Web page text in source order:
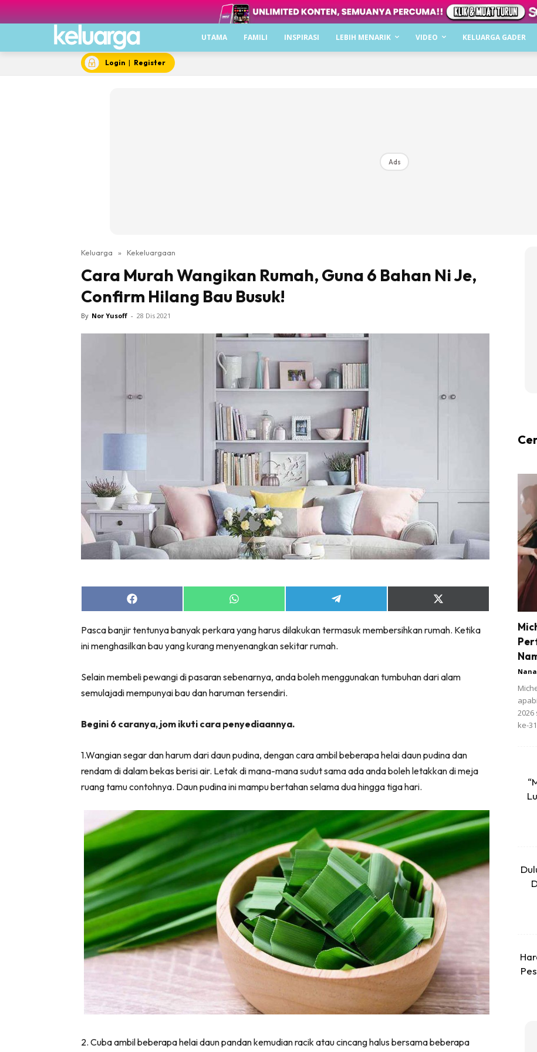
UTAMA FAMILI INSPIRASI LEBIH MENARIK VIDEO KELUARGA GADER
Login | Register
Ads
Keluarga » Kekeluargaan
Cara Murah Wangikan Rumah, Guna 6 Bahan Ni Je,
Confirm Hilang Bau Busuk!
By Nor Yusoff - 28 Dis 2021
Share
on
Share
on
Share
on
Share
on
(Twitter)
Pasca banjir tentunya banyak perkara yang harus dilakukan termasuk membersihkan rumah. Ketika
ini menghasilkan bau yang kurang menyenangkan sekitar rumah.
Selain membeli pewangi di pasaran sebenarnya, anda boleh menggunakan tumbuhan dari alam
semulajadi mempunyai bau dan haruman tersendiri.
Begini 6 caranya, jom ikuti cara penyediaannya.
1.Wangian segar dan harum dari daun pudina, dengan cara ambil beberapa helai daun pudina dan
rendam di dalam bekas berisi air. Letak di mana-mana sudut sama ada anda boleh letakkan di meja
ruang tamu contohnya. Daun pudina ini mampu bertahan selama dua hingga tiga hari.
2. Cuba ambil beberapa helai daun pandan kemudian racik atau cincang halus bersama beberapa
Nana
ke-